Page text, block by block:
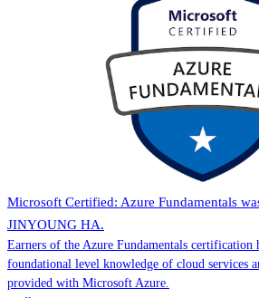
Microsoft Certified: Azure Fundamentals
JINYOUNG HA.
Earners of the Azure Fundamentals certification
foundational level knowledge of cloud services
provided with Microsoft Azure.